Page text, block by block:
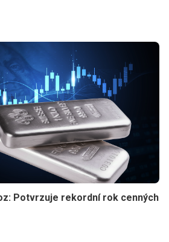
Potvrzuje rekordní rok cenných